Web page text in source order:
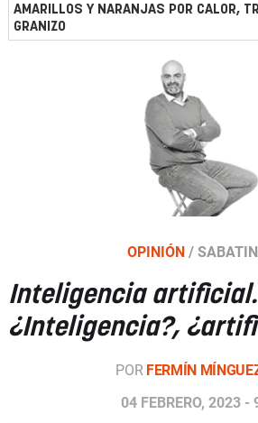
AMARILLOS Y NARANJAS POR CALOR,
GRANIZO
OPINIÓN /
Inteligencia artificial.
¿Inteligencia?,
POR FERMÍN
04 FEBRERO, 2023 -